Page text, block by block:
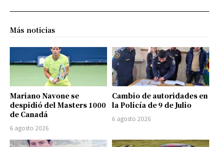
Más noticias
Mariano Navone se
despidió del Masters 1000
de Canadá
6 agosto 2026
Cambio de autoridades en
la Policía de 9 de Julio
6 agosto 2026